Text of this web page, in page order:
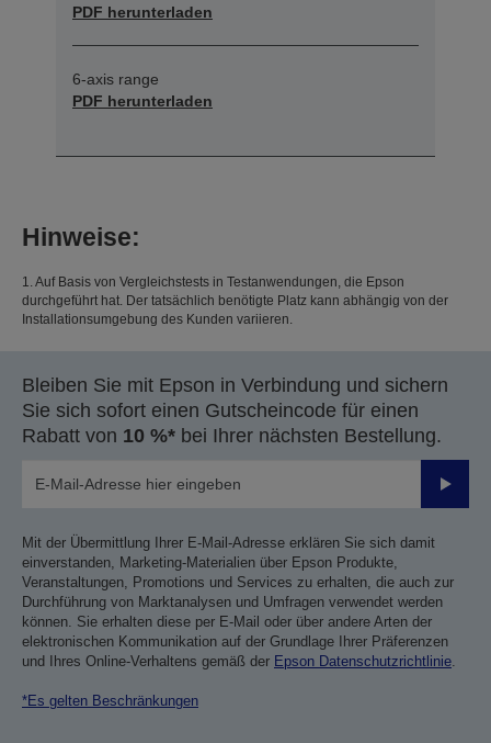
PDF herunterladen
6-axis range
PDF herunterladen
Hinweise:
1. Auf Basis von Vergleichstests in Testanwendungen, die Epson
durchgeführt hat. Der tatsächlich benötigte Platz kann abhängig von der
Installationsumgebung des Kunden variieren.
Bleiben Sie mit Epson in Verbindung und sichern
Sie sich sofort einen Gutscheincode für einen
Rabatt von 10 %* bei Ihrer nächsten Bestellung.
Mit der Übermittlung Ihrer E-Mail-Adresse erklären Sie sich damit
einverstanden, Marketing-Materialien über Epson Produkte,
Veranstaltungen, Promotions und Services zu erhalten, die auch zur
Durchführung von Marktanalysen und Umfragen verwendet werden
können. Sie erhalten diese per E-Mail oder über andere Arten der
elektronischen Kommunikation auf der Grundlage Ihrer Präferenzen
und Ihres Online-Verhaltens gemäß der Epson Datenschutzrichtlinie
*Es gelten Beschränkungen